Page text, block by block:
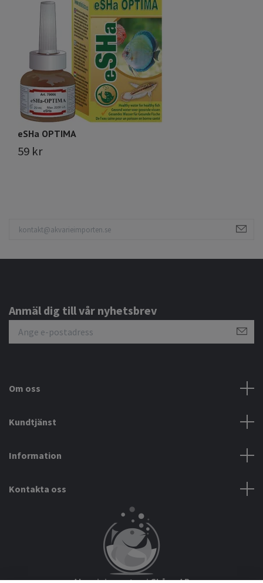
eSHa OPTIMA
59 kr
Anmäl dig till vår nyhetsbrev
Om oss
Kundtjänst
Information
Kontakta oss